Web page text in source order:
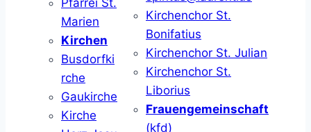
Pfarrei St.
Marien
Kirchen
Busdorfki
rche
Gaukirche
Kirche
Kirchenchor St.
Bonifatius
Kirchenchor St. Julian
Kirchenchor St.
Liborius
Frauengemeinschaft
(kfd)